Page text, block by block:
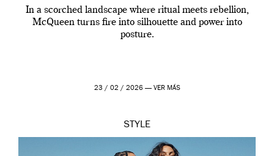
In a scorched landscape where ritual meets rebellion,
McQueen turns fire into silhouette and power into
posture.
23 / 02 / 2026 — VER MÁS
STYLE